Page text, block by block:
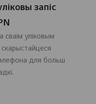
запіс
сваім уліковым
для больш